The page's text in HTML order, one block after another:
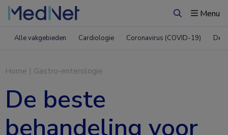
ZoekenMenu
Alle vakgebieden Cardiologie Coronavirus (COVID-19)
Home | Gastro-enterologie
De beste
behandeling voor